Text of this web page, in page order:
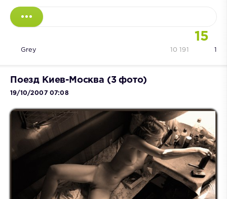
15
Grey 1
10 191
Поезд Киев-Москва (3 фото)
19/10/2007 07:08